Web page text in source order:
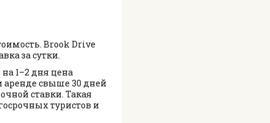
Brook Drive
за сутки.
1–2 дня цена
аренде свыше 30 дней
ставки. Такая
туристов и